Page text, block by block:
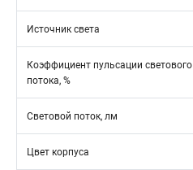
Источник света
Коэффициент пульсации светового
потока, %
Световой поток, лм
Цвет корпуса